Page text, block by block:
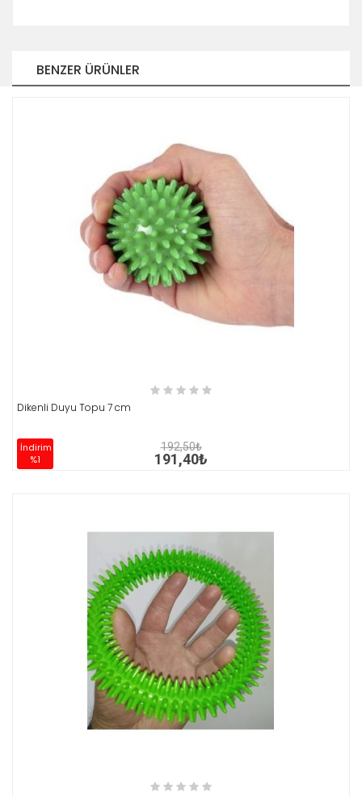
BENZER ÜRÜNLER
İndirim
%1
Dikenli Duyu Topu 7 cm
192,50₺
191,40₺